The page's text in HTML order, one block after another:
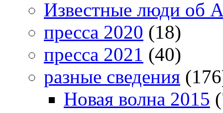
Известные люди об
пресса 2020 (18)
пресса 2021 (40)
разные сведения
Новая волна 2015